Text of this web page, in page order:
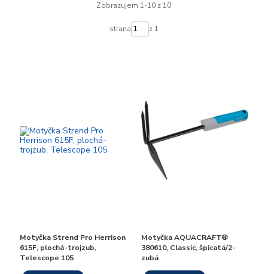
Zobrazujem 1-10 z 10
strana z 1
Motyčka Strend Pro Herrison
615F, plochá-trojzub,
Telescope 105
Motyčka AQUACRAFT®
380610, Classic, špicatá/2-
zubá